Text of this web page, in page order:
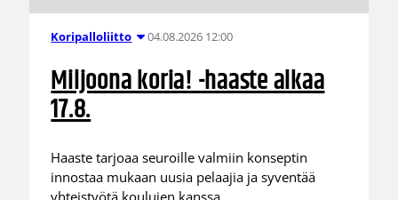
Koripalloliitto 04.08.2026 12:00
Miljoona koria! -haaste alkaa
17.8.
Haaste tarjoaa seuroille valmiin konseptin
innostaa mukaan uusia pelaajia ja syventää
yhteistyötä koulujen kanssa.